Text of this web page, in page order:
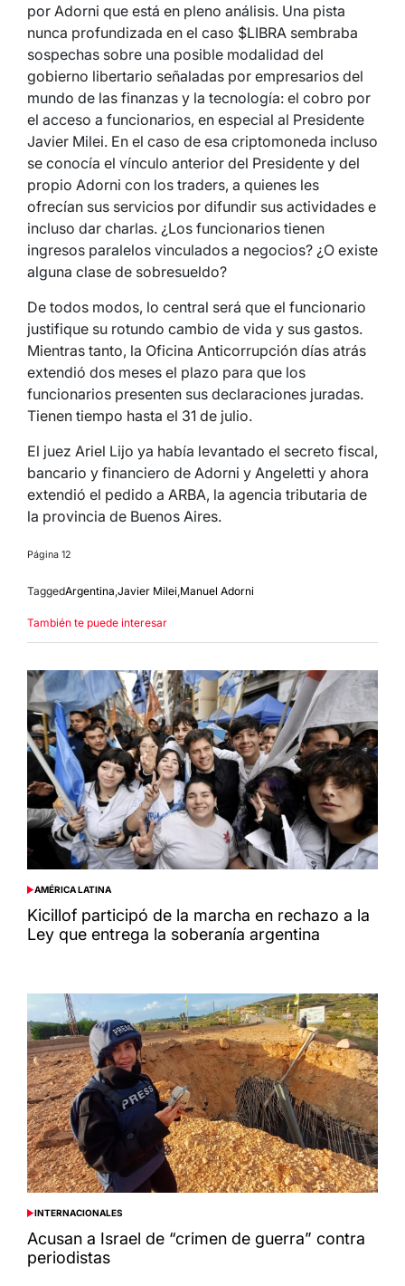
por Adorni que está en pleno análisis. Una pista
nunca profundizada en el caso $LIBRA sembraba
sospechas sobre una posible modalidad del
gobierno libertario señaladas por empresarios del
mundo de las finanzas y la tecnología: el cobro por
el acceso a funcionarios, en especial al Presidente
Javier Milei. En el caso de esa criptomoneda incluso
se conocía el vínculo anterior del Presidente y del
propio Adorni con los traders, a quienes les
ofrecían sus servicios por difundir sus actividades e
incluso dar charlas. ¿Los funcionarios tienen
ingresos paralelos vinculados a negocios? ¿O existe
alguna clase de sobresueldo?
De todos modos, lo central será que el funcionario
justifique su rotundo cambio de vida y sus gastos.
Mientras tanto, la Oficina Anticorrupción días atrás
extendió dos meses el plazo para que los
funcionarios presenten sus declaraciones juradas.
Tienen tiempo hasta el 31 de julio.
El juez Ariel Lijo ya había levantado el secreto fiscal,
bancario y financiero de Adorni y Angeletti y ahora
extendió el pedido a ARBA, la agencia tributaria de
la provincia de Buenos Aires.
Página 12
TaggedArgentina,Javier Milei,Manuel Adorni
También te puede interesar
POSTED
IN
AMÉRICA LATINA
Kicillof participó de la marcha en rechazo a la
Ley que entrega la soberanía argentina
POSTED
IN
INTERNACIONALES
Acusan a Israel de “crimen de guerra” contra
periodistas